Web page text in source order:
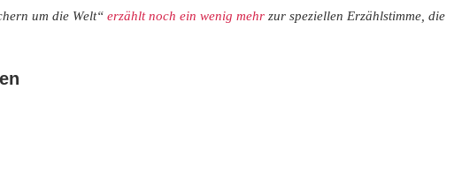
um die Welt“ erzählt noch ein wenig mehr zur speziellen Erzählstimme, die